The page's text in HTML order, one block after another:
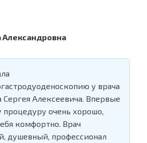
Александровна
у врача
Алексеевича. Впервые
процедуру очень хорошо,
комфортно. Врач
душевный, профессионал